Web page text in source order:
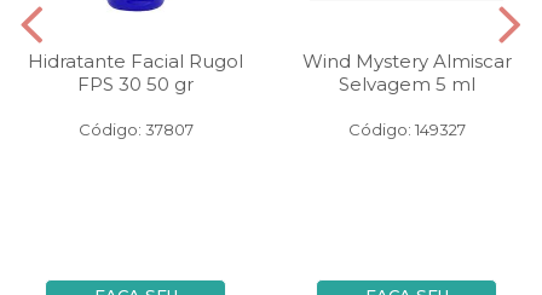
Hidratante Facial Rugol
FPS 30 50 gr
Código: 37807
Wind Mystery Almiscar
Selvagem 5 ml
Código: 149327